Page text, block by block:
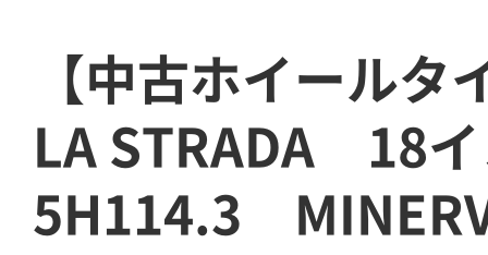
【中古ホイールタ
LA STRADA 18
5H114.3